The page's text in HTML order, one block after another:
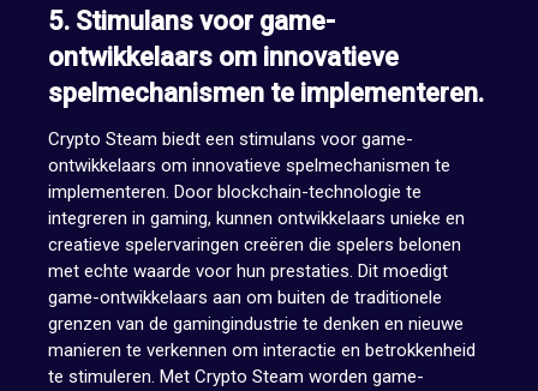
5. Stimulans voor game-
ontwikkelaars om innovatieve
spelmechanismen te implementeren.
Crypto Steam biedt een stimulans voor game-
ontwikkelaars om innovatieve spelmechanismen te
implementeren. Door blockchain-technologie te
integreren in gaming, kunnen ontwikkelaars unieke en
creatieve spelervaringen creëren die spelers belonen
met echte waarde voor hun prestaties. Dit moedigt
game-ontwikkelaars aan om buiten de traditionele
grenzen van de gamingindustrie te denken en nieuwe
manieren te verkennen om interactie en betrokkenheid
te stimuleren. Met Crypto Steam worden game-